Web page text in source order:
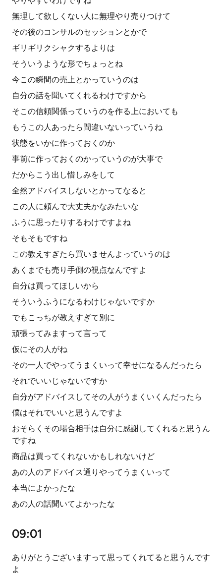
無理して欲しくない人に無理やり売りつけて
その後のコンサルのセッションとかで
ギリギリクシャクするよりは
そういうような形でちょっとね
今この瞬間の売上とかっていうのは
自分の話を聞いてくれるわけですから
そこの信頼関係っていうのを作る上においても
もうこの人あったら間違いないっていうね
状態をいかに作っておくのか
事前に作っておくのかっていうのが大事で
だからこう出し惜しみをして
全然アドバイスしないとかってなると
この人に頼んで大丈夫かなみたいな
ふうに思ったりするわけですよね
そもそもですね
この教えすぎたら買いませんよっていうのは
あくまでも売り手側の視点なんですよ
自分は買ってほしいから
そういうふうになるわけじゃないですか
でもこっちが教えすぎて別に
頑張ってみますって言って
仮にその人がね
その一人でやってうまくいって幸せになるんだったら
それでいいじゃないですか
自分がアドバイスしてその人がうまくいくんだったら
僕はそれでいいと思うんですよ
おそらくその場合相手は自分に感謝してくれると思うん
ですね
商品は買ってくれないかもしれないけど
あの人のアドバイス通りやってうまくいって
本当によかったな
あの人の話聞いてよかったな
09:01
ありがとうございますって思ってくれてると思うんです
よ